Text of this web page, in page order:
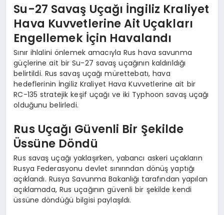
Su-27 Savaş Uçağı İngiliz Kraliyet
Hava Kuvvetlerine Ait Uçakları
Engellemek İçin Havalandı
Sınır ihlalini önlemek amacıyla Rus hava savunma
güçlerine ait bir Su-27 savaş uçağının kaldırıldığı
belirtildi. Rus savaş uçağı mürettebatı, hava
hedeflerinin İngiliz Kraliyet Hava Kuvvetlerine ait bir
RC-135 stratejik keşif uçağı ve iki Typhoon savaş uçağı
olduğunu belirledi.
Rus Uçağı Güvenli Bir Şekilde
Üssüne Döndü
Rus savaş uçağı yaklaşırken, yabancı askeri uçakların
Rusya Federasyonu devlet sınırından dönüş yaptığı
açıklandı. Rusya Savunma Bakanlığı tarafından yapılan
açıklamada, Rus uçağının güvenli bir şekilde kendi
üssüne döndüğü bilgisi paylaşıldı.